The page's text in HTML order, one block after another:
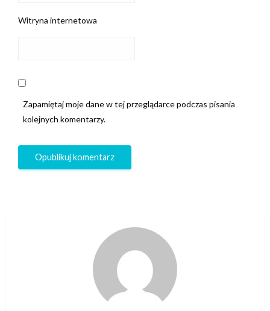
Witryna internetowa
Zapamiętaj moje dane w tej przeglądarce podczas pisania
kolejnych komentarzy.